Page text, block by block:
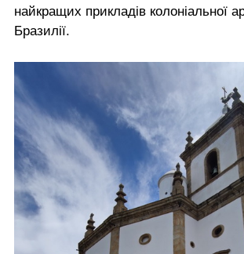
найкращих прикладів колоніальної
Бразилії.